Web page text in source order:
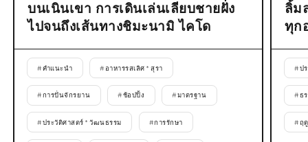
บนเนินเขา การเดินเล่นเลียบชายฝั่ง
ไปจนถึงเส้นทางชิมะนามิ ไคโด
#คำแนะนำ # อาหารรสเลิศ * สุรา
#การปั่นจักรยาน #ช้อปปิ้ง #มาตรฐาน
#ประวัติศาสตร์ * วัฒนธรรม #การรักษา
ลิ้ม
ทุก
#ป
#ธ
#ฤ